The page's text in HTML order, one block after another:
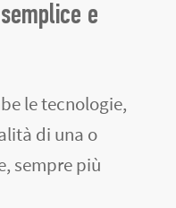
e
le tecnologie,
di una o
sempre più